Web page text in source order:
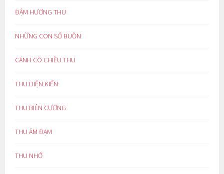
ĐẬM HƯƠNG THU
NHỮNG CON SỐ BUỒN
CÁNH CÒ CHIỀU THU
THU DIỆN KIẾN
THU BIÊN CƯƠNG
THU ẢM ĐẠM
THU NHỚ